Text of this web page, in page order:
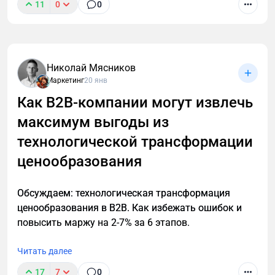
В B2B нечасто встретишь четко сформулированное
крупных производственных компаний есть
крупные мощности, советское наследие и сайт,
написанный еще на html-табличке. Обороты просто
гигантские! А маркетинга нет вообще… И это
грустно. Но!
11 0 0
Николай Мясников
Маркетинг20 янв
Как B2B-компании могут извлечь
максимум выгоды из
технологической трансформации
ценообразования
Обсуждаем: технологическая трансформация
ценообразования в B2B. Как избежать ошибок и
повысить маржу на 2-7% за 6 этапов.
Читать далее
17 7 0